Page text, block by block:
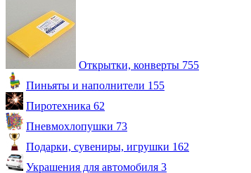
Открытки, конверты 755
Пиньяты и наполнители 155
Пиротехника 62
Пневмохлопушки 73
Подарки, сувениры, игрушки 162
Украшения для автомобиля 3